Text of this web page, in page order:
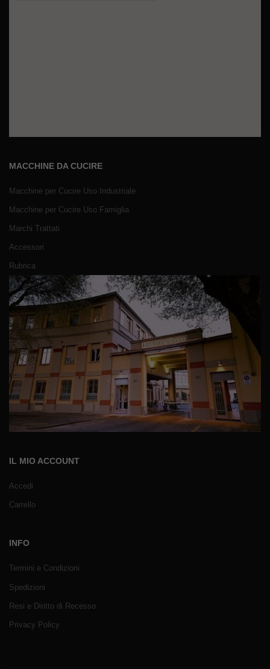
MACCHINE DA CUCIRE
Macchine per Cucire Uso Industriale
Macchine per Cucire Uso Famiglia
Marchi Trattati
Accessori
Rubrica
IL MIO ACCOUNT
Accedi
Carrello
INFO
Termini e Condizioni
Spedizioni
Resi e Diritto di Recesso
Privacy Policy